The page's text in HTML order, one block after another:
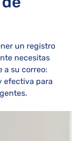
un registro
necesitas
a su correo:
efectiva para